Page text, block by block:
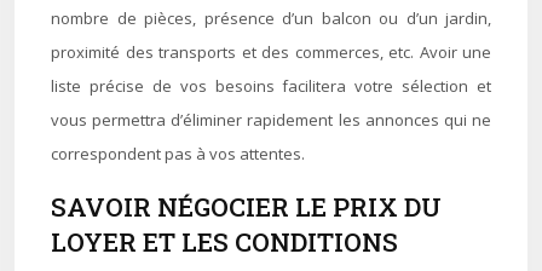
nombre de pièces, présence d’un balcon ou d’un jardin,
proximité des transports et des commerces, etc. Avoir une
liste précise de vos besoins facilitera votre sélection et
vous permettra d’éliminer rapidement les annonces qui ne
correspondent pas à vos attentes.
SAVOIR NÉGOCIER LE PRIX DU
LOYER ET LES CONDITIONS